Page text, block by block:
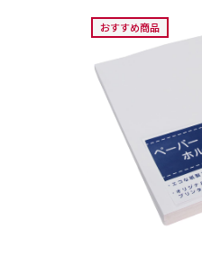
おすすめ商品